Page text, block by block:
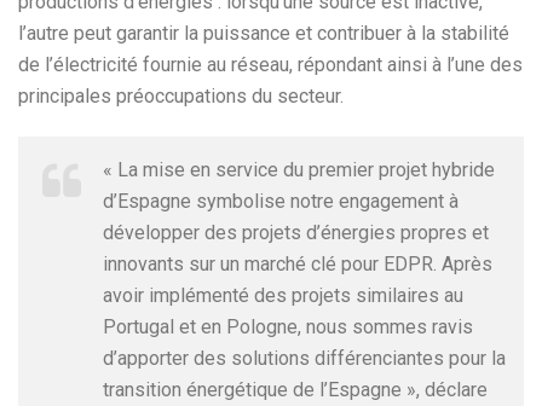
l’autre peut garantir la puissance et contribuer à la stabilité
de l’électricité fournie au réseau, répondant ainsi à l’une des
principales préoccupations du secteur.
« La mise en service du premier projet hybride
d’Espagne symbolise notre engagement à
développer des projets d’énergies propres et
innovants sur un marché clé pour EDPR. Après
avoir implémenté des projets similaires au
Portugal et en Pologne, nous sommes ravis
d’apporter des solutions différenciantes pour la
transition énergétique de l’Espagne », déclare